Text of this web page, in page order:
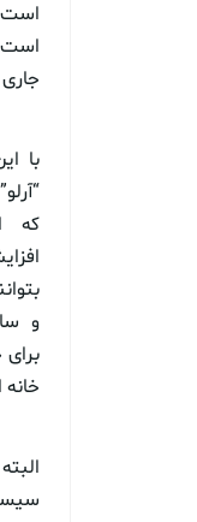
است
با
که
و